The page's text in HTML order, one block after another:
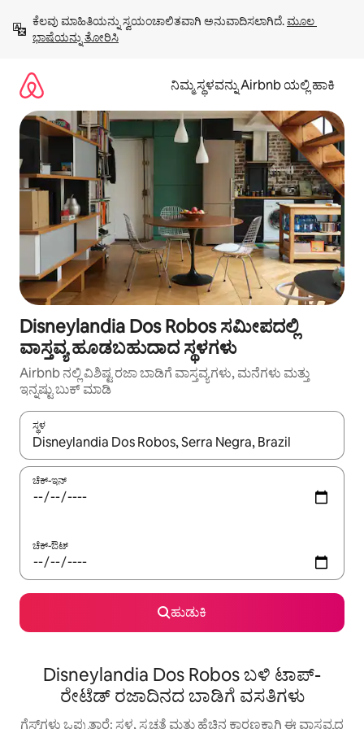
ಹೋಗಿ
ಕೆಲವು ಮಾಹಿತಿಯನ್ನು ಸ್ವಯಂಚಾಲಿತವಾಗಿ ಅನುವಾದಿಸಲಾಗಿದೆ. ಮೂಲ
ಭಾಷೆಯನ್ನು ತೋರಿಸಿ
ನಿಮ್ಮ ಸ್ಥಳವನ್ನು Airbnb ಯಲ್ಲಿ ಹಾಕಿ
Disneylandia Dos Robos ಸಮೀಪದಲ್ಲಿ
ವಾಸ್ತವ್ಯ ಹೂಡಬಹುದಾದ ಸ್ಥಳಗಳು
Airbnb ನಲ್ಲಿ ವಿಶಿಷ್ಟ ರಜಾ ಬಾಡಿಗೆ ವಾಸ್ತವ್ಯಗಳು, ಮನೆಗಳು ಮತ್ತು
ಇನ್ನಷ್ಟು ಬುಕ್ ಮಾಡಿ
ಸ್ಥಳ
ಫಲಿತಾಂಶಗಳು ಲಭ್ಯವಿರುವಾಗ, ಅಪ್ ಮತ್ತು ಡೌನ್ ಬಾಣದ ಕೀಲಿಗಳೊಂದಿಗೆ
ಚೆಕ್-ಇನ್
ಚೆಕ್-ಔಟ್
ಹುಡುಕಿ
Disneylandia Dos Robos ಬಳಿ ಟಾಪ್-
ರೇಟೆಡ್ ರಜಾದಿನದ ಬಾಡಿಗೆ ವಸತಿಗಳು
ಗೆಸ್ಟ್‌ಗಳು ಒಪ್ಪುತ್ತಾರೆ: ಸ್ಥಳ, ಸ್ವಚ್ಛತೆ ಮತ್ತು ಹೆಚ್ಚಿನ ಕಾರಣಕ್ಕಾಗಿ ಈ ವಾಸ್ತವ್ಯದ